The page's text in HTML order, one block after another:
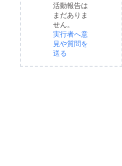
活動報告は
まだありま
せん。
実行者へ意
見や質問を
送る